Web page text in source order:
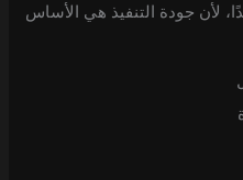
لأن جودة التنفيذ هي الأساس